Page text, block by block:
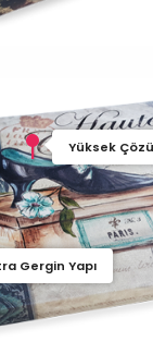
Yüksek
Gergin Yapı